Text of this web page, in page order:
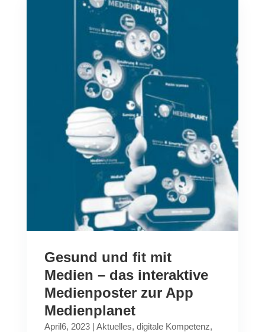
Gesund und fit mit
Medien – das interaktive
Medienposter zur App
Medienplanet
April6, 2023| Aktuelles, digitale Kompetenz,